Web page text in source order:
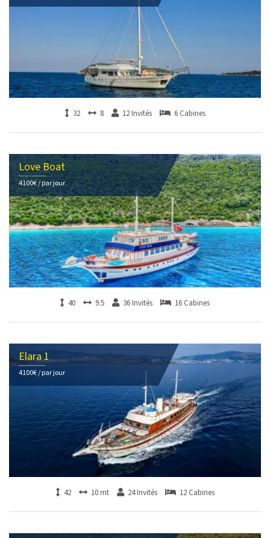
32 8 12 Invités 6 Cabines
Love Boat
4100€ / par jour
40 9.5 36 Invités 16 Cabines
Elara 1
4100€ / par jour
42 10 mt 24 Invités 12 Cabines